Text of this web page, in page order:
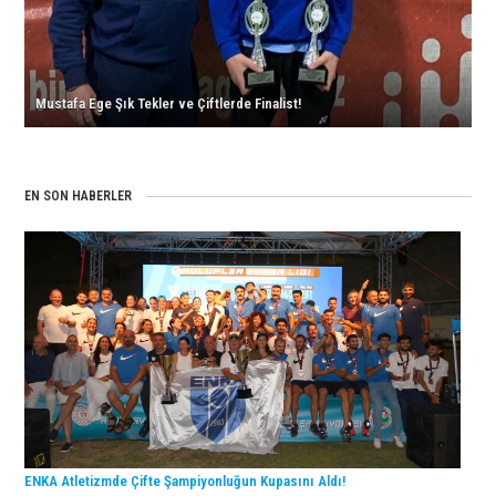
Mustafa Ege Şık Tekler ve Çiftlerde Finalist!
Turnuvasında
EN SON HABERLER
ENKA Atletizmde Çifte Şampiyonluğun Kupasını Aldı!